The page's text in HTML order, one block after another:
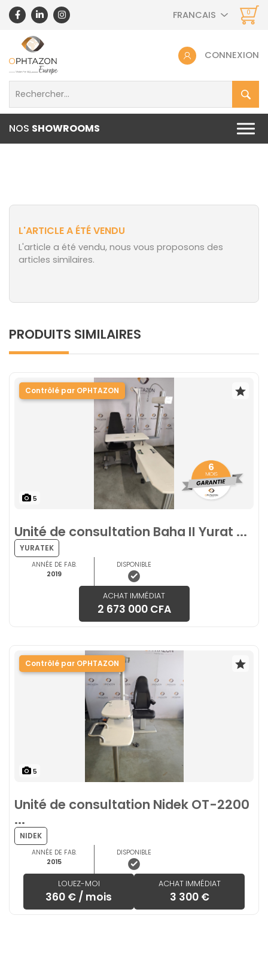
FRANCAIS 0
CONNEXION
NOS SHOWROOMS
L'ARTICLE A ÉTÉ VENDU
L'article a été vendu, nous vous proposons des
articles similaires.
PRODUITS SIMILAIRES
Contrôlé par OPHTAZON
5
Unité de consultation Baha II Yurat ...
YURATEK
ANNÉE DE FAB.
2019
DISPONIBLE
ACHAT IMMÉDIAT
2 673 000 CFA
Contrôlé par OPHTAZON
5
Unité de consultation Nidek OT-2200
...
NIDEK
ANNÉE DE FAB.
2015
DISPONIBLE
LOUEZ-MOI
360 € / mois
ACHAT IMMÉDIAT
3 300 €